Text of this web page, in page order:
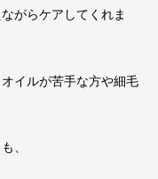
がらケアしてくれま
イルが苦手な方や細毛
、